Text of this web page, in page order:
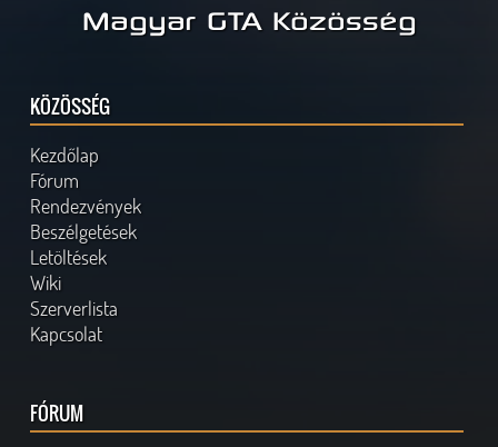
Magyar GTA Közösség
KÖZÖSSÉG
Kezdőlap
Fórum
Rendezvények
Beszélgetések
Letöltések
Wiki
Szerverlista
Kapcsolat
FÓRUM